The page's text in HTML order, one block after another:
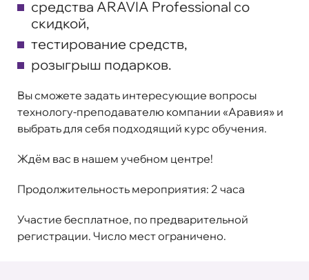
средства ARAVIA Professional со
скидкой,
тестирование средств,
розыгрыш подарков.
Вы сможете задать интересующие вопросы
технологу-преподавателю компании «Аравия» и
выбрать для себя подходящий курс обучения.
Ждём вас в нашем учебном центре!
Продолжительность мероприятия: 2 часа
Участие бесплатное, по предварительной
регистрации. Число мест ограничено.